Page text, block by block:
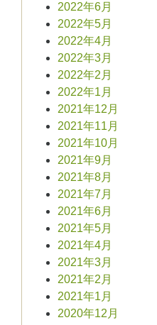
2022年6月
2022年5月
2022年4月
2022年3月
2022年2月
2022年1月
2021年12月
2021年11月
2021年10月
2021年9月
2021年8月
2021年7月
2021年6月
2021年5月
2021年4月
2021年3月
2021年2月
2021年1月
2020年12月